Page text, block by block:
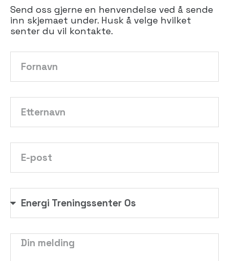
Send oss gjerne en henvendelse ved å sende
inn skjemaet under. Husk å velge hvilket
senter du vil kontakte.